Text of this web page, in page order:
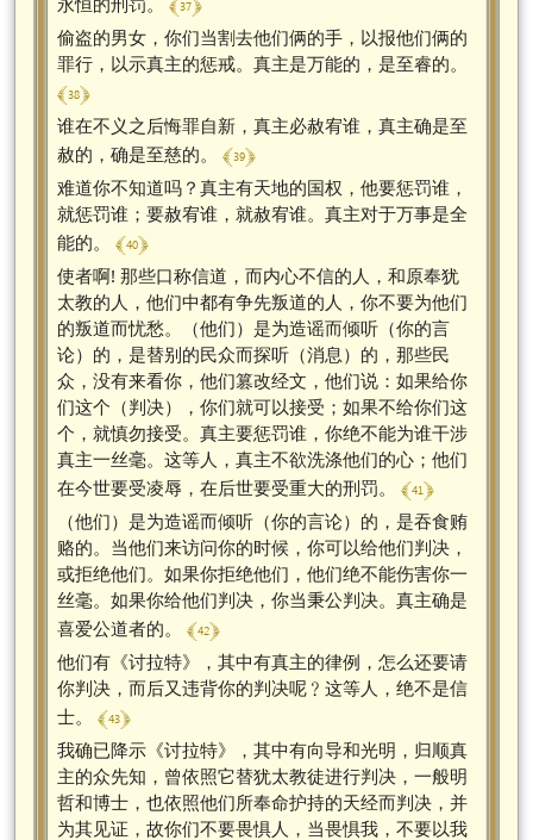
偷盗的男女，你们当割去他们俩的手，以报他们俩的
罪行，以示真主的惩戒。真主是万能的，是至睿的。
﴾ 38 ﴿
谁在不义之后悔罪自新，真主必赦宥谁，真主确是至
赦的，确是至慈的。 ﴾ 39 ﴿
难道你不知道吗？真主有天地的国权，他要惩罚谁，
就惩罚谁；要赦宥谁，就赦宥谁。真主对于万事是全
能的。 ﴾ 40 ﴿
使者啊! 那些口称信道，而内心不信的人，和原奉犹
太教的人，他们中都有争先叛道的人，你不要为他们
的叛道而忧愁。（他们）是为造谣而倾听（你的言
论）的，是替别的民众而探听（消息）的，那些民
众，没有来看你，他们篡改经文，他们说：如果给你
们这个（判决），你们就可以接受；如果不给你们这
个，就慎勿接受。真主要惩罚谁，你绝不能为谁干涉
真主一丝毫。这等人，真主不欲洗涤他们的心；他们
在今世要受凌辱，在后世要受重大的刑罚。 ﴾ 41 ﴿
（他们）是为造谣而倾听（你的言论）的，是吞食贿
赂的。当他们来访问你的时候，你可以给他们判决，
或拒绝他们。如果你拒绝他们，他们绝不能伤害你一
丝毫。如果你给他们判决，你当秉公判决。真主确是
喜爱公道者的。 ﴾ 42 ﴿
他们有《讨拉特》，其中有真主的律例，怎么还要请
你判决，而后又违背你的判决呢﹖这等人，绝不是信
士。 ﴾ 43 ﴿
我确已降示《讨拉特》，其中有向导和光明，归顺真
主的众先知，曾依照它替犹太教徒进行判决，一般明
哲和博士，也依照他们所奉命护持的天经而判决，并
为其见证，故你们不要畏惧人，当畏惧我，不要以我